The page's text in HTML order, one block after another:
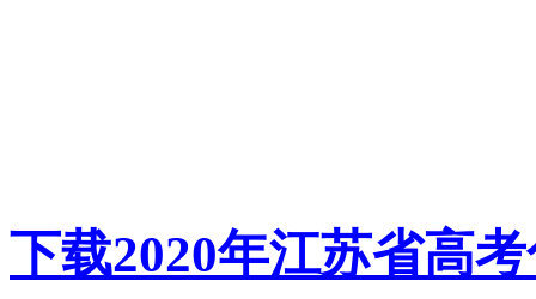
下载2020年江苏省高